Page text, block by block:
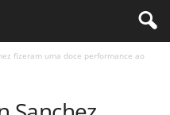
fizeram uma doce performance ao